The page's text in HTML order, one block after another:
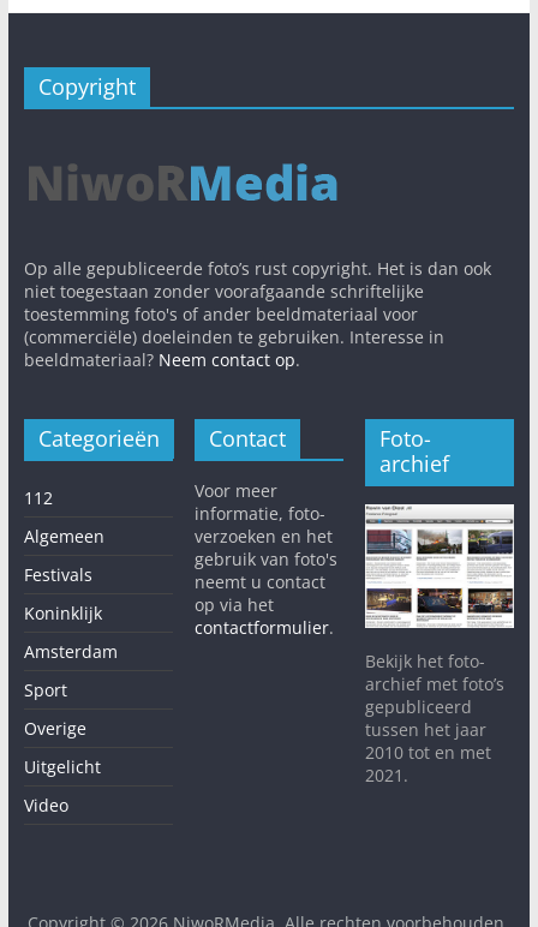
Copyright
Op alle gepubliceerde foto’s rust copyright. Het is dan ook
niet toegestaan zonder voorafgaande schriftelijke
toestemming foto's of ander beeldmateriaal voor
(commerciële) doeleinden te gebruiken. Interesse in
beeldmateriaal? Neem contact op.
Categorieën
112
Algemeen
Festivals
Koninklijk
Amsterdam
Sport
Overige
Uitgelicht
Video
Contact
Voor meer
informatie, foto-
verzoeken en het
gebruik van foto's
neemt u contact
op via het
contactformulier.
Foto-
archief
Bekijk het foto-
archief met foto’s
gepubliceerd
tussen het jaar
2010 tot en met
2021.
Copyright © 2026 NiwoRMedia . Alle rechten voorbehouden.